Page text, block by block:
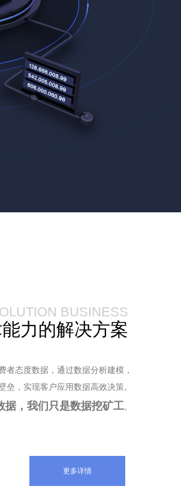
BUSINESS
力的解决方案
者态度数据，通过数据分析建模，
，实现客户应用数据高效决策。
据，我们只是数据挖矿工。
更多详情